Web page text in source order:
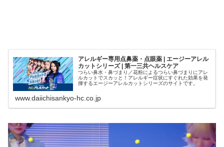
アレルギー専用点鼻薬・点眼薬 | エージーアレル
カットシリーズ | 第一三共ヘルスケア
つらい鼻水・鼻づまり／花粉によるつらい鼻づまりにアレ
ルカットでスカッと！アレルギー症状にすぐれた効果を発
揮するエージーアレルカットシリーズのサイトです。
www.daiichisankyo-hc.co.jp